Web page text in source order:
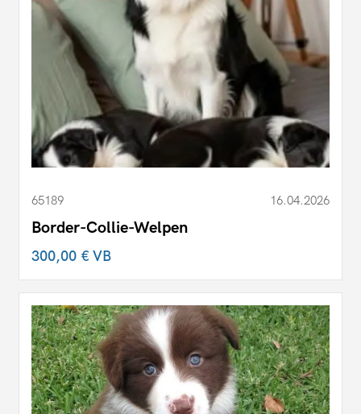
65189 16.04.2026
Border-Collie-Welpen
300,00 €VB